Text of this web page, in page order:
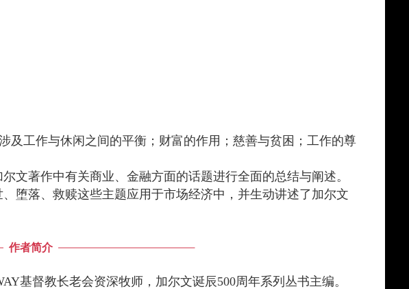
及工作与休闲之间的平衡；财富的作用；慈善与贫困；工作的尊
文著作中有关商业、金融方面的话题进行全面的总结与阐述。
堕落、救赎这些主题应用于市场经济中，并生动讲述了加尔文
作者简介
基督教长老会资深牧师，加尔文诞辰500周年系列丛书主编。